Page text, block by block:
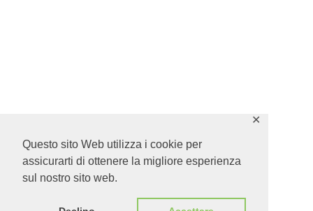
Questo sito Web utilizza i cookie per
assicurarti di ottenere la migliore esperienza
sul nostro sito web.
✕